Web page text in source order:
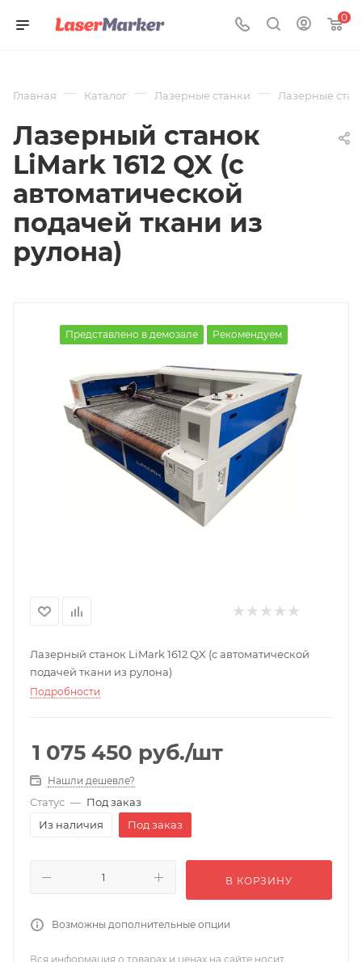
0
Лазерный станок
LiMark 1612 QX (с
автоматической
подачей ткани из
рулона)
Главная — Каталог — Лазерные станки — Лазерные
Представлено в демозале Рекомендуем
Лазерный станок LiMark 1612 QX (с автоматической
подачей ткани из рулона)
Подробности
1 075 450 руб./шт
Нашли дешевле?
Статус — Под заказ
Из наличия
Под заказ
В КОРЗИНУ
Возможны дополнительные опции
Вся информация о товарах и ценах на сайте носит